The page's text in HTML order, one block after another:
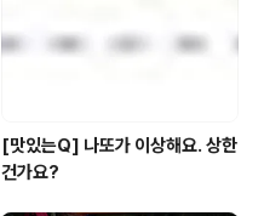
[맛있는Q] 나또가 이상해요. 상한
건가요?